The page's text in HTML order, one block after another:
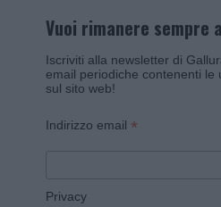
Vuoi rimanere sempre
Iscriviti alla newsletter di
email periodiche contenenti le
sul sito web!
Indirizzo email *
Privacy